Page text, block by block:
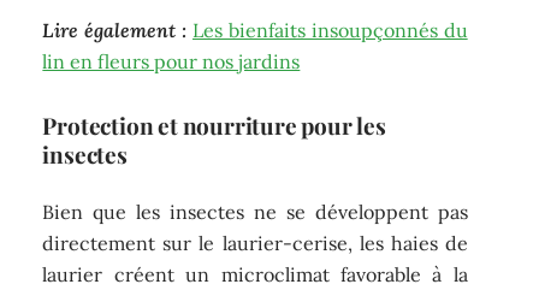
Lire également : Les bienfaits insoupçonnés du
lin en fleurs pour nos jardins
Protection et nourriture pour les
insectes
Bien que les insectes ne se développent pas
directement sur le laurier-cerise, les haies de
laurier créent un microclimat favorable à la